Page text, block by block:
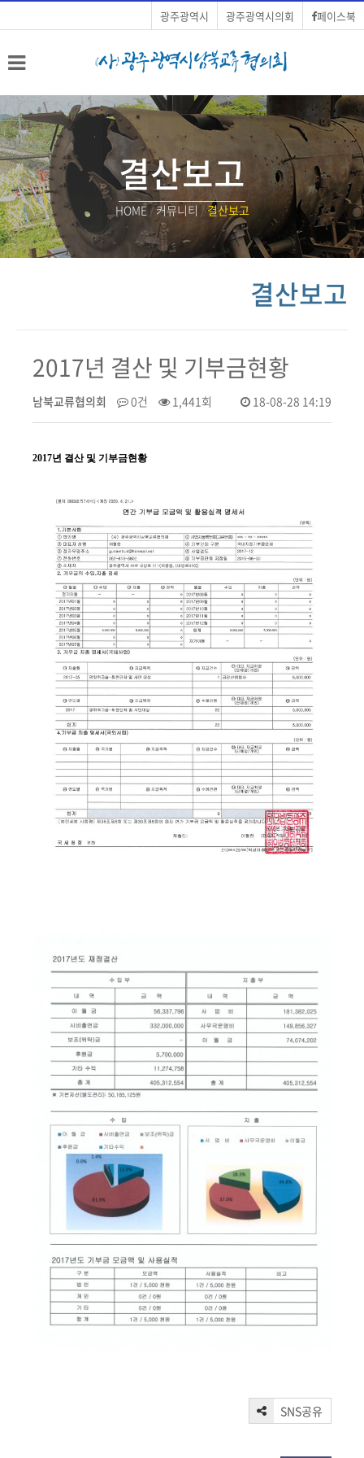
페이스북
광주광역시의회
광주광역시
결산보고
HOME/커뮤니티 /결산보고
결산보고
2017년 결산 및 기부금현황
남북교류협의회 0건 1,441회 18-08-28 14:19
2017년 결산 및 기부금현황
SNS공유